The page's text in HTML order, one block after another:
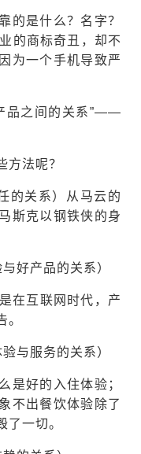
的是什么？名字？
的商标奇丑，却不
为一个手机导致严
品之间的关系”——
方法呢？
的关系）
从马云的
斯克以钢铁侠的身
好产品的关系）
在互联网时代，产
。
与服务的关系）
是好的入住体验；
不出餐饮体验除了
了一切。